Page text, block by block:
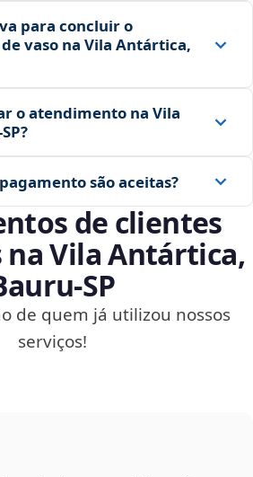
para concluir o
vaso na Vila Antártica,
o atendimento na Vila
são aceitas?
de clientes
Vila Antártica,
de quem já utilizou nossos
serviços!